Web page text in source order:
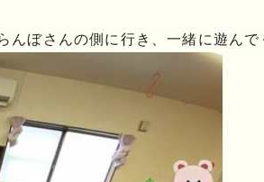
んぼさんの側に行き、一緒に遊ん